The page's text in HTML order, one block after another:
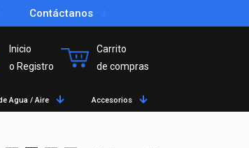
Contáctanos
Inicio
o Registro
Carrito
de compras
Agua / Aire Accesorios